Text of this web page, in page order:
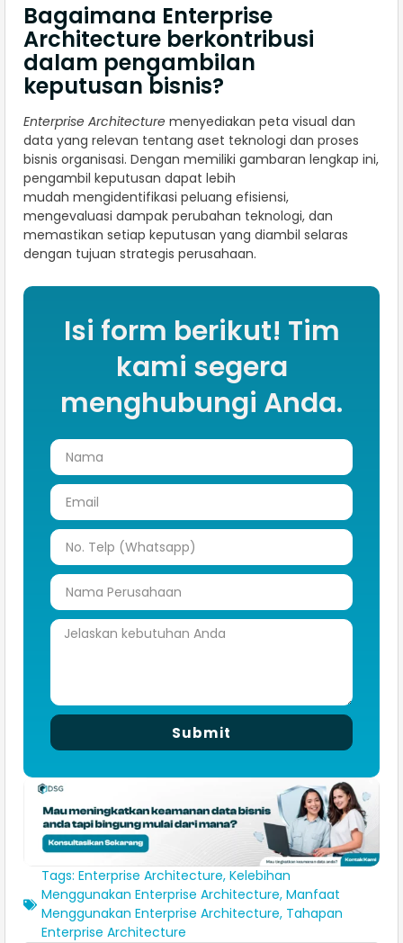
Bagaimana Enterprise
Architecture berkontribusi
dalam pengambilan
keputusan bisnis?
Enterprise Architecture menyediakan peta visual dan
data yang relevan tentang aset teknologi dan proses
bisnis organisasi. Dengan memiliki gambaran lengkap ini,
pengambil keputusan dapat lebih
mudah mengidentifikasi peluang efisiensi,
mengevaluasi dampak perubahan teknologi, dan
memastikan setiap keputusan yang diambil selaras
dengan tujuan strategis perusahaan.
Isi form berikut! Tim
kami segera
menghubungi Anda.
Submit
Tags: Enterprise Architecture, Kelebihan
Menggunakan Enterprise Architecture, Manfaat
Menggunakan Enterprise Architecture, Tahapan
Enterprise Architecture